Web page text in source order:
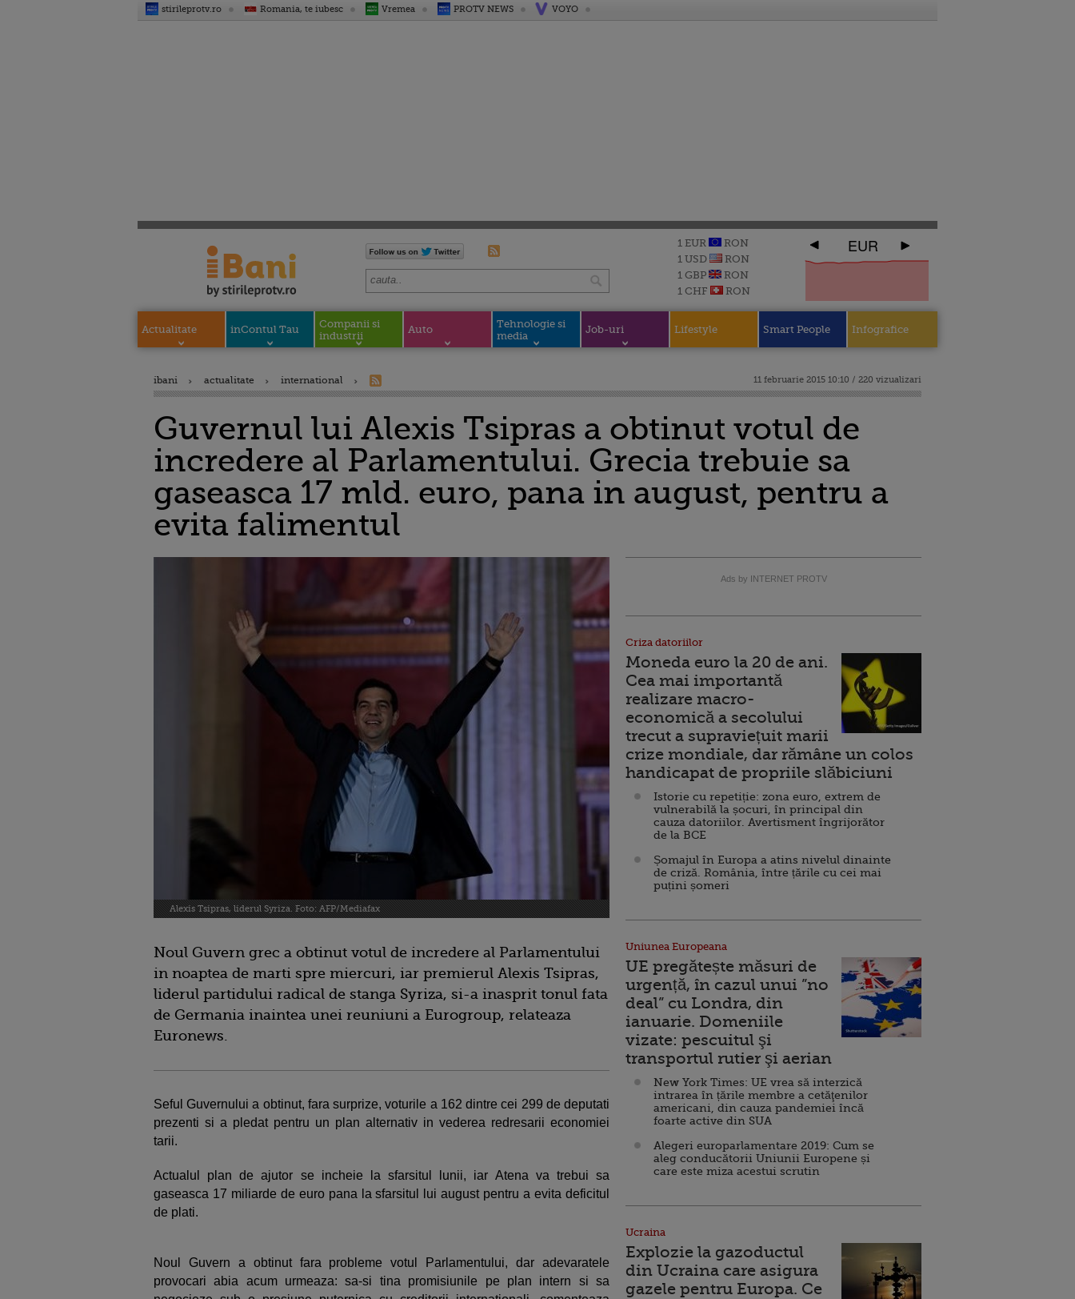
stirileprotv.ro Romania, te iubesc Vremea PROTV NEWS VOYO
1 EUR
RON
1 USD
RON
1 GBP
RON
1 CHF
RON
EUR
Actualitate inContul Tau
Companii si
industrii
Auto
Tehnologie si
media
Job-uri Lifestyle Smart People Infografice
ibani actualitate international 11 februarie 2015 10:10 / 220 vizualizari
Guvernul lui Alexis Tsipras a obtinut votul de
incredere al Parlamentului. Grecia trebuie sa
gaseasca 17 mld. euro, pana in august, pentru a
evita falimentul
Alexis Tsipras, liderul Syriza. Foto: AFP/Mediafax
Noul Guvern grec a obtinut votul de incredere al Parlamentului
in noaptea de marti spre miercuri, iar premierul Alexis Tsipras,
liderul partidului radical de stanga Syriza, si-a inasprit tonul fata
de Germania inaintea unei reuniuni a Eurogroup, relateaza
Euronews.
Seful Guvernului a obtinut, fara surprize, voturile a 162 dintre cei 299 de deputati
prezenti si a pledat pentru un plan alternativ in vederea redresarii economiei
tarii.
Actualul plan de ajutor se incheie la sfarsitul lunii, iar Atena va trebui sa
gaseasca 17 miliarde de euro pana la sfarsitul lui august pentru a evita deficitul
de plati.
Noul Guvern a obtinut fara probleme votul Parlamentului, dar adevaratele
provocari abia acum urmeaza: sa-si tina promisiunile pe plan intern si sa
Ads by INTERNET PROTV
Criza datoriilor
Moneda euro la 20 de ani.
Cea mai importantă
realizare macro-
economică a secolului
trecut a supraviețuit marii
crize mondiale, dar rămâne un colos
handicapat de propriile slăbiciuni
Istorie cu repetiție: zona euro, extrem de
vulnerabilă la șocuri, în principal din
cauza datoriilor. Avertisment îngrijorător
de la BCE
Șomajul în Europa a atins nivelul dinainte
de criză. România, între țările cu cei mai
puțini șomeri
Uniunea Europeana
UE pregătește măsuri de
urgență, în cazul unui ”no
deal” cu Londra, din
ianuarie. Domeniile
vizate: pescuitul şi
transportul rutier şi aerian
New York Times: UE vrea să interzică
intrarea în țările membre a cetăţenilor
americani, din cauza pandemiei încă
foarte active din SUA
Alegeri europarlamentare 2019: Cum se
aleg conducătorii Uniunii Europene și
care este miza acestui scrutin
Ucraina
Explozie la gazoductul
din Ucraina care asigura
gazele pentru Europa. Ce